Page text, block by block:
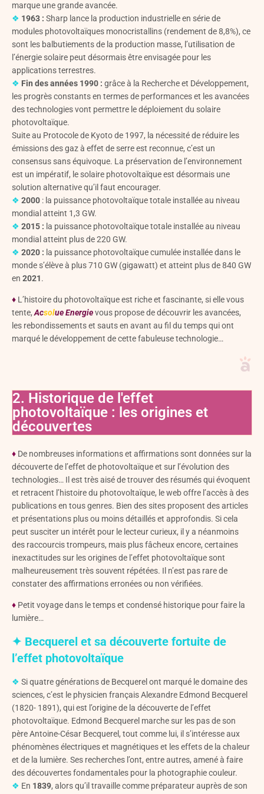
marque une grande avancée.
❖ 1963 : Sharp lance la production industrielle en série de
modules photovoltaïques monocristallins (rendement de 8,8%), ce
sont les balbutiements de la production masse, l’utilisation de
l’énergie solaire peut désormais être envisagée pour les
applications terrestres.
❖ Fin des années 1990 : grâce à la Recherche et Développement,
les progrès constants en termes de performances et les avancées
des technologies vont permettre le déploiement du solaire
photovoltaïque.
Suite au Protocole de Kyoto de 1997, la nécessité de réduire les
émissions des gaz à effet de serre est reconnue, c’est un
consensus sans équivoque. La préservation de l’environnement
est un impératif, le solaire photovoltaïque est désormais une
solution alternative qu’il faut encourager.
❖ 2000 : la puissance photovoltaïque totale installée au niveau
mondial atteint 1,3 GW.
❖ 2015 : la puissance photovoltaïque totale installée au niveau
mondial atteint plus de 220 GW.
❖ 2020 : la puissance photovoltaïque cumulée installée dans le
monde s’élève à plus 710 GW (gigawatt) et atteint plus de 840 GW
en 2021.
♦ L’histoire du photovoltaïque est riche et fascinante, si elle vous
tente, AcsolueEnergievous propose de découvrir les avancées,
les rebondissements et sauts en avant au fil du temps qui ont
marqué le développement de cette fabuleuse technologie…
2. Historique de l'effet
photovoltaïque : les origines et
découvertes
♦ De nombreuses informations et affirmations sont données sur la
découverte de l’effet de photovoltaïque et sur l’évolution des
technologies… Il est très aisé de trouver des résumés qui évoquent
et retracent l’histoire du photovoltaïque, le web offre l’accès à des
publications en tous genres. Bien des sites proposent des articles
et présentations plus ou moins détaillés et approfondis. Si cela
peut susciter un intérêt pour le lecteur curieux, il y a néanmoins
des raccourcis trompeurs, mais plus fâcheux encore, certaines
inexactitudes sur les origines de l’effet photovoltaïque sont
malheureusement très souvent répétées. Il n’est pas rare de
constater des affirmations erronées ou non vérifiées.
♦ Petit voyage dans le temps et condensé historique pour faire la
lumière…
✦ Becquerel et sa découverte fortuite de
l’effet photovoltaïque
❖ Si quatre générations de Becquerel ont marqué le domaine des
sciences, c’est le physicien français Alexandre Edmond Becquerel
(1820- 1891), qui est l’origine de la découverte de l’effet
photovoltaïque. Edmond Becquerel marche sur les pas de son
père Antoine-César Becquerel, tout comme lui, il s’intéresse aux
phénomènes électriques et magnétiques et les effets de la chaleur
et de la lumière. Ses recherches l’ont, entre autres, amené à faire
des découvertes fondamentales pour la photographie couleur.
❖ En 1839, alors qu’il travaille comme préparateur auprès de son